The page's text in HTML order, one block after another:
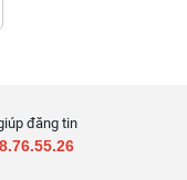
đăng tin